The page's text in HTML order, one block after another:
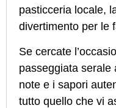
pasticceria locale,
divertimento per le
Se cercate
passeggiata serale
note e i sapori
tutto quello che vi